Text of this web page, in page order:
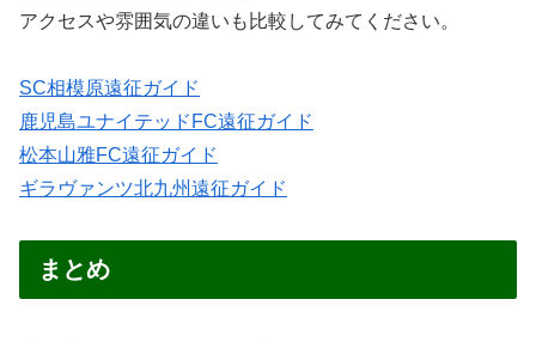
アクセスや雰囲気の違いも比較してみてください。
SC相模原遠征ガイド
鹿児島ユナイテッドFC遠征ガイド
松本山雅FC遠征ガイド
ギラヴァンツ北九州遠征ガイド
まとめ